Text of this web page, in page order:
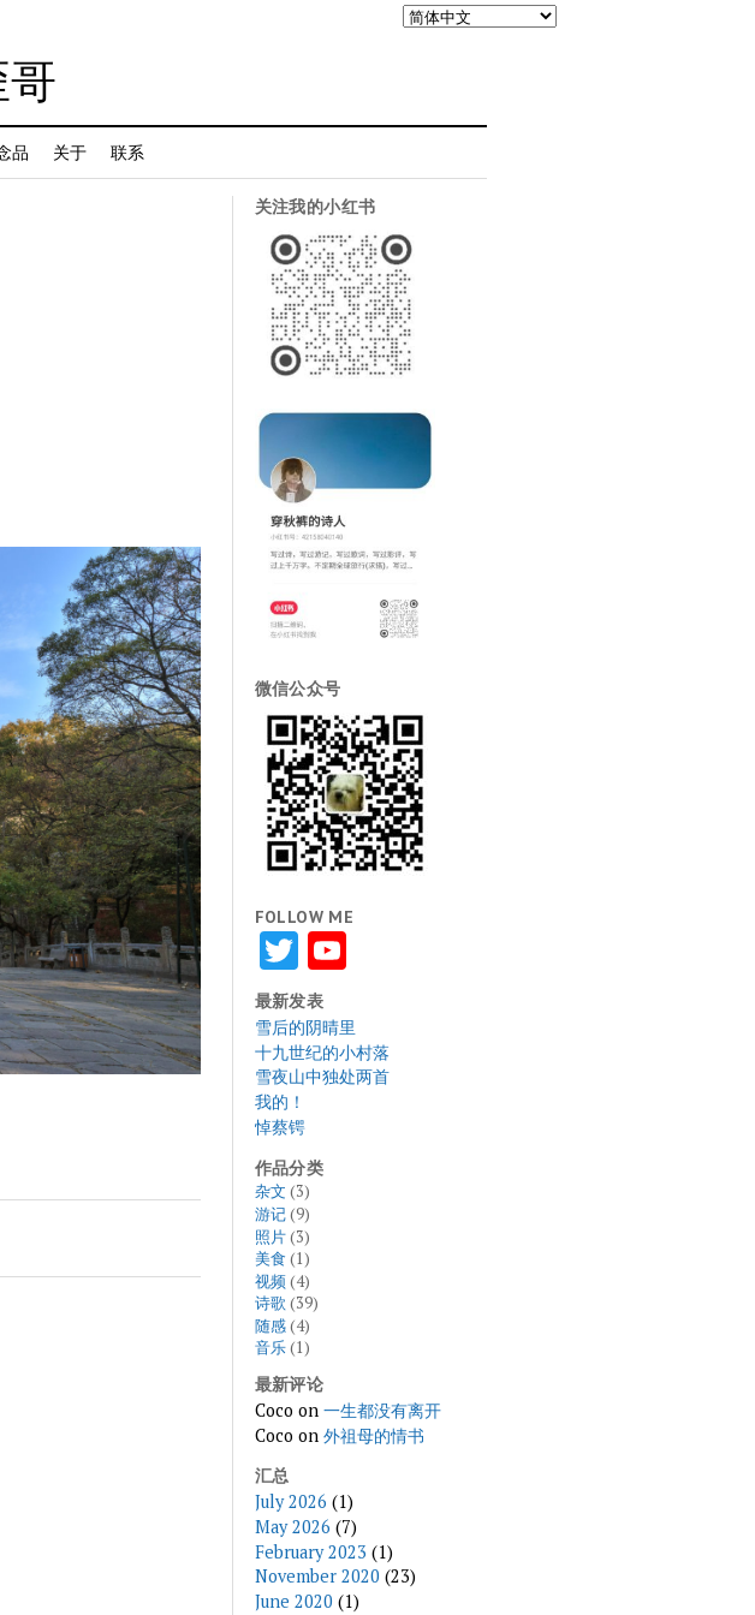
品 关于 联系
关注我的小红书
微信公众号
FOLLOW ME
TwitterYouTube
最新发表
雪后的阴晴里
十九世纪的小村落
雪夜山中独处两首
我的！
悼蔡锷
作品分类
杂文 (3)
游记(9)
照片(3)
美食 (1)
视频(4)
诗歌 (39)
随感(4)
音乐(1)
最新评论
Coco on 一生都没有离开
Coco on 外祖母的情书
汇总
July 2026 (1)
May 2026 (7)
February 2023 (1)
November 2020 (23)
June 2020 (1)